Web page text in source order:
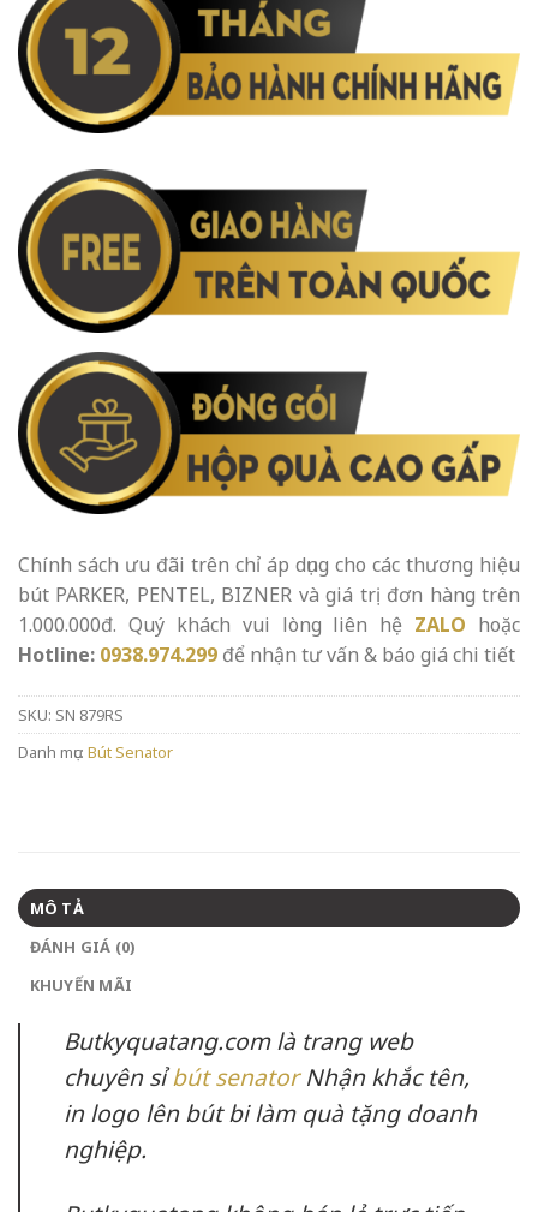
Chính sách ưu đãi trên chỉ áp dụng cho các thương hiệu
bút PARKER, PENTEL, BIZNER và giá trị đơn hàng trên
1.000.000đ. Quý khách vui lòng liên hệ ZALO hoặc
Hotline: 0938.974.299 để nhận tư vấn & báo giá chi tiết
SKU: SN 879RS
Danh mục: Bút Senator
MÔ TẢ
ĐÁNH GIÁ (0)
KHUYẾN MÃI
Butkyquatang.com là trang web
chuyên sỉbút senatorNhận khắc tên,
in logo lên bút bi làm quà tặng doanh
nghiệp.